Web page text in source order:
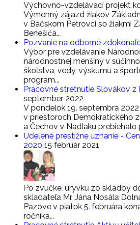
Výchovno-vzdelávací projekt
Výmenný zájazd žiakov
v Báčskom Petrovci so žiakmi
Benešića...
Pozvanie na odborné
Výbor pre vzdelávanie
národnostnej menšiny v
školstva, vedy, výskumu a
program...
Pracovné stretnutie Slovákov z
september 2022
V pondelok 19. septembra 2022
v priestoroch Demokratického
a Čechov v Nadlaku prebiehalo
Udelené prestížne uznanie -
2020 15 február 2021
Po zvučke, úryvku zo skladby
skladateľa Mr. Jána Nosála
Pazove v piatok 5. februára
ročníka...